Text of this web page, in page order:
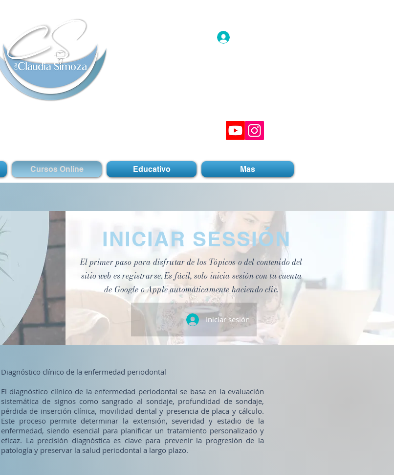
Cursos Online Educativo Mas
INICIAR SESSIÓN
El primer paso para disfrutar de los Tópicos o del contenido del
sitio web es registrarse. Es fácil, solo inicia sesión con tu cuenta
de Google o Apple automáticamente haciendo clic.
Iniciar sesión
Diagnóstico clínico de la enfermedad periodontal
El diagnóstico clínico de la enfermedad periodontal se basa en la evaluación
sistemática de signos como sangrado al sondaje, profundidad de sondaje,
pérdida de inserción clínica, movilidad dental y presencia de placa y cálculo.
Este proceso permite determinar la extensión, severidad y estadio de la
enfermedad, siendo esencial para planificar un tratamiento personalizado y
eficaz. La precisión diagnóstica es clave para prevenir la progresión de la
patología y preservar la salud periodontal a largo plazo.